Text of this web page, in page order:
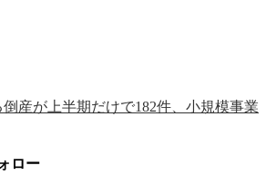
倒産が上半期だけで182件、小規模事業
ロー